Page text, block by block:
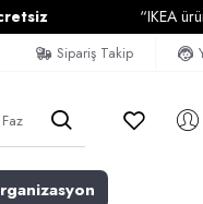
“IKEA
Sipariş Takip